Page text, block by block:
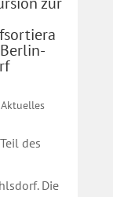
Aktuelles
des
Die